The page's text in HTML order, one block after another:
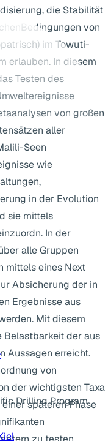
die Stabilität
von
im Towuti-
erlauben. In diesem
Testen des
von großen
aller
Seen
wie
in der Evolution
sie mittels
In der
alle Gruppen
mittels eines Next
Absicherung der in
Ergebnisse aus
Mit diesem
Belastbarkeit der aus
Aussagen erreicht.
von
der wichtigsten Taxa
späteren Phase
Drilling Program